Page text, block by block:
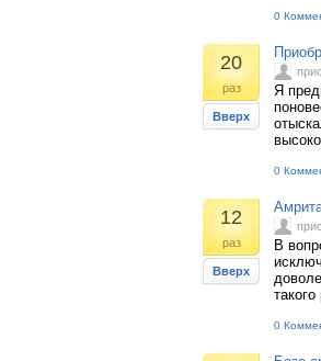
0
20
раз
Вверх
Я
0
12
раз
Вверх
В
0